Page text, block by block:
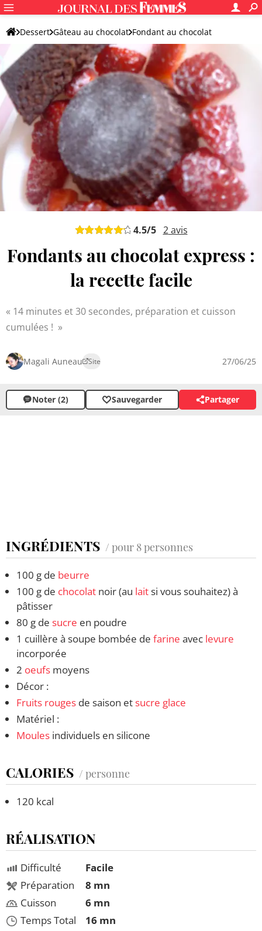
Dessert Gâteau au chocolat Fondant au chocolat
Fondant au chocolat noir
4.5/5 2avis
Fondants au chocolat express :
la recette facile
14 minutes et 30 secondes, préparation et cuisson
cumulées !
Magali Auneau Site 27/06/25
Noter (2) Sauvegarder Partager
INGRÉDIENTS / pour 8 personnes
100 g de beurre
100 g de chocolat noir (au laitsi vous souhaitez) à
pâtisser
80 g de sucre en poudre
1 cuillère à soupe bombée de farine avec levure
incorporée
2 oeufs moyens
Décor :
Fruits rouges de saison etsucre glace
Matériel :
Moules individuels en silicone
CALORIES / personne
120 kcal
RÉALISATION
Difficulté
Préparation
Cuisson
Temps Total
Facile
8 mn
6 mn
16 mn